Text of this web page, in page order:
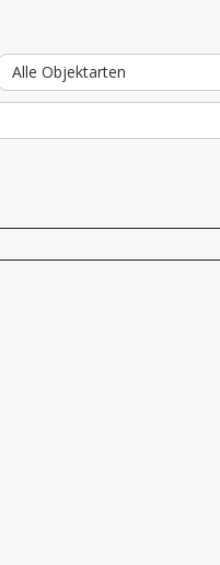
Alle Objektarten